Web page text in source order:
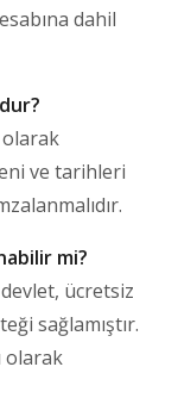
dahil
olarak
ve tarihleri
mi?
ücretsiz
sağlamıştır.
olarak